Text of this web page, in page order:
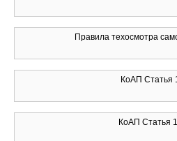
Правила техосмотра
КоАП Статья
КоАП Статья